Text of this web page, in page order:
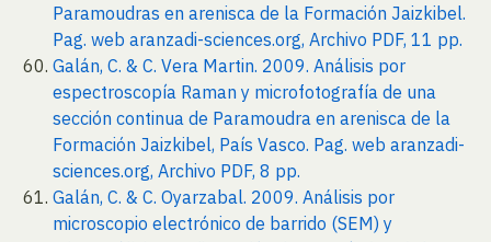
Paramoudras en arenisca de la Formación Jaizkibel.
Pag. web aranzadi-sciences.org, Archivo PDF, 11 pp.
Galán, C. & C. Vera Martin. 2009. Análisis por
espectroscopía Raman y microfotografía de una
sección continua de Paramoudra en arenisca de la
Formación Jaizkibel, País Vasco. Pag. web aranzadi-
sciences.org, Archivo PDF, 8 pp.
Galán, C. & C. Oyarzabal. 2009. Análisis por
microscopio electrónico de barrido (SEM) y